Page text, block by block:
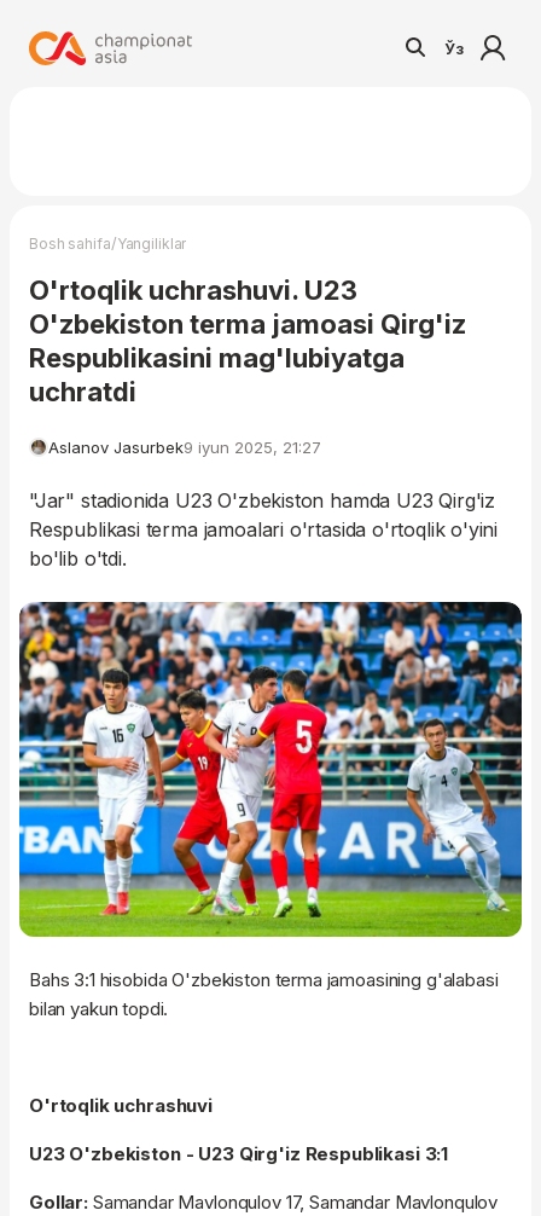
Ўз
Bosh sahifa/Yangiliklar
O'rtoqlik uchrashuvi. U23
O'zbekiston terma jamoasi Qirg'iz
Respublikasini mag'lubiyatga
uchratdi
Aslanov Jasurbek9 iyun 2025, 21:27
"Jar" stadionida U23 O'zbekiston hamda U23 Qirg'iz
Respublikasi terma jamoalari o'rtasida o'rtoqlik o'yini
bo'lib o'tdi.
Bahs 3:1 hisobida O'zbekiston terma jamoasining g'alabasi
bilan yakun topdi.
O'rtoqlik uchrashuvi
U23 O'zbekiston - U23 Qirg'iz Respublikasi 3:1
Gollar:Samandar Mavlonqulov 17, Samandar Mavlonqulov